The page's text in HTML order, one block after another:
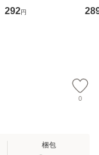
その正しい理解と
克服法 (SB新書 57
292円
のが
0
梱包